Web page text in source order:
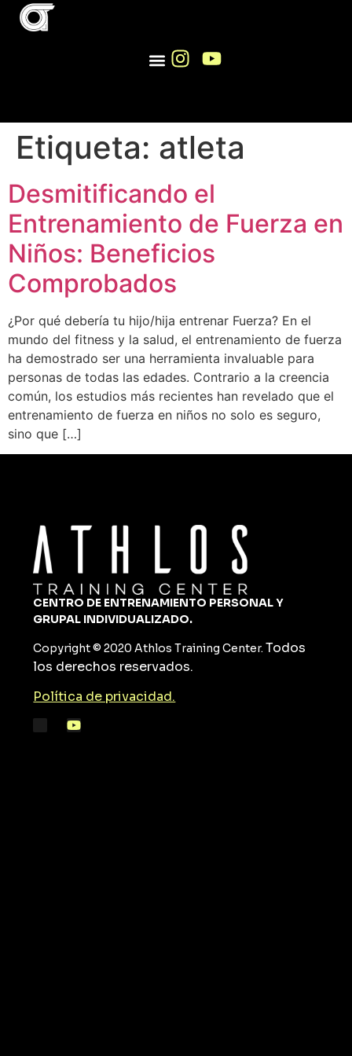
Etiqueta: atleta
Desmitificando el
Entrenamiento de Fuerza en
Niños: Beneficios
Comprobados
¿Por qué debería tu hijo/hija entrenar Fuerza? En el
mundo del fitness y la salud, el entrenamiento de fuerza
ha demostrado ser una herramienta invaluable para
personas de todas las edades. Contrario a la creencia
común, los estudios más recientes han revelado que el
entrenamiento de fuerza en niños no solo es seguro,
sino que […]
CENTRO DE ENTRENAMIENTO PERSONAL Y
GRUPAL INDIVIDUALIZADO.
Copyright © 2020 Athlos Training Center.Todos
los derechos reservados.
Política de privacidad.